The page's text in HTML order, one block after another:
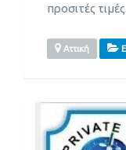
προσιτές τιμές.
Αττική